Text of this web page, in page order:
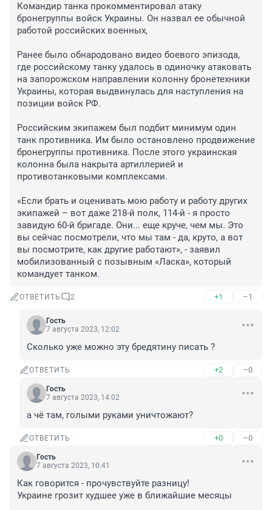
Командир танка прокомментировал атаку
бронегруппы войск Украины. Он назвал ее обычной
работой российских военных,
Ранее было обнародовано видео боевого эпизода,
где российскому танку удалось в одиночку атаковать
на запорожском направлении колонну бронетехники
Украины, которая выдвинулась для наступления на
позиции войск РФ.
Российским экипажем был подбит минимум один
танк противника. Им было остановлено продвижение
бронегруппы противника. После этого украинская
колонна была накрыта артиллерией и
противотанковыми комплексами.
«Если брать и оценивать мою работу и работу других
экипажей – вот даже 218-й полк, 114-й - я просто
завидую 60-й бригаде. Они... еще круче, чем мы. Это
вы сейчас посмотрели, что мы там - да, круто, а вот
вы посмотрите, как другие работают», - заявил
мобилизованный с позывным «Ласка», который
командует танком.
ОТВЕТИТЬ 2 +1 –1
Гость
7 августа 2023, 12:02
Сколько уже можно эту бредятину писать ?
ОТВЕТИТЬ +2 –0
Гость
7 августа 2023, 14:02
а чё там, голыми руками уничтожают?
ОТВЕТИТЬ +0 –0
Гость
7 августа 2023, 10:41
Как говорится - прочувствуйте разницу!
Украине грозит худшее уже в ближайшие месяцы